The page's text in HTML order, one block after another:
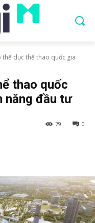
thể dục thể thao quốc gia
thao quốc
năng đầu tư
0
79